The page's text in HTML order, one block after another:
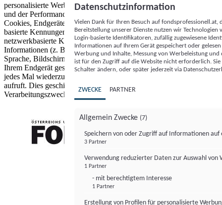
personalisierte Werbung und Inhalte, Messung von Werbeleistung
und der Performance von Inhalten sowie Zielgruppenforschung.
Cookies, Endgeräte- oder ähnliche Online-Kennungen (z. B. login-
basierte Kennungen, zufällig generierte Kennungen,
netzwerkbasierte Kennungen) können zusammen mit anderen
Informationen (z. B. Browsertyp und Browserinformationen,
Sprache, Bildschirmgröße, unterstützte Technologien usw.) auf
Ihrem Endgerät gespeichert oder von dort ausgelesen werden, um es
jedes Mal wiederzuerkennen, wenn es eine App oder einer Webseite
aufruft. Dies geschieht für einen oder mehrere der hier aufgeführten
Verarbeitungszwecke.
Datenschutzinformation
Vielen Dank für Ihren Besuch auf
Bereitstellung unserer Dienste nutzen wir Technologien
Login-basierte Identifikatoren, zufällig zugewiesene
Informationen auf Ihrem Gerät gespeichert oder
Werbung und Inhalte, Messung von Werbeleistung
ist für den Zugriff auf die Website nicht erforderlich.
Schalter ändern, oder später jederzeit via
ZWECKE PARTNER
Allgemein Zwecke (7)
Speichern von oder Zugriff auf Informationen auf
3 Partner
Verwendung reduzierter Daten zur Auswahl von
1 Partner
- mit berechtigtem Interesse
1 Partner
Erstellung von Profilen für personalisierte
FONDS professionell